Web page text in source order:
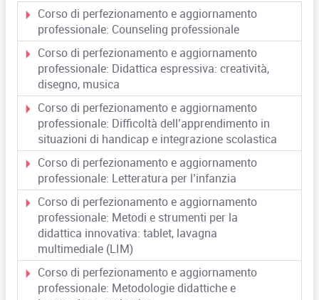
Corso di perfezionamento e aggiornamento
professionale: Counseling professionale
Corso di perfezionamento e aggiornamento
professionale: Didattica espressiva: creatività,
disegno, musica
Corso di perfezionamento e aggiornamento
professionale: Difficoltà dell’apprendimento in
situazioni di handicap e integrazione scolastica
Corso di perfezionamento e aggiornamento
professionale: Letteratura per l’infanzia
Corso di perfezionamento e aggiornamento
professionale: Metodi e strumenti per la
didattica innovativa: tablet, lavagna
multimediale (LIM)
Corso di perfezionamento e aggiornamento
professionale: Metodologie didattiche e